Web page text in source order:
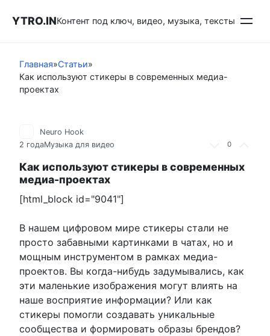
YTRO.INКонтент под ключ, видео, музыка, тексты
Главная»Статьи»
Как используют стикеры в современных медиа-
проектах
0
Neuro Hook
2 годаМузыка для видео
Как используют стикеры в современных
медиа-проектах
[html_block id="9041"]
В нашем цифровом мире стикеры стали не
просто забавными картинками в чатах, но и
мощным инструментом в рамках медиа-
проектов. Вы когда-нибудь задумывались, как
эти маленькие изображения могут влиять на
наше восприятие информации? Или как
стикеры помогли создавать уникальные
сообщества и формировать образы брендов?